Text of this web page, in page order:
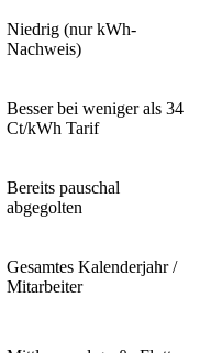
Niedrig (nur kWh-
Nachweis)
Besser bei weniger als 34
Ct/kWh Tarif
Bereits pauschal
abgegolten
Gesamtes Kalenderjahr /
Mitarbeiter